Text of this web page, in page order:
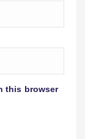
this browser